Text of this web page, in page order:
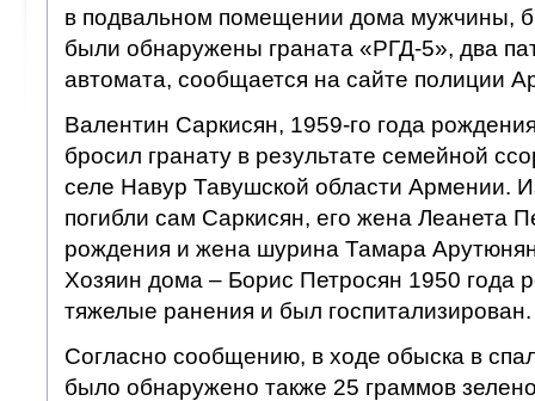
в подвальном помещении дома мужчины,
были обнаружены граната «РГД-5», два
автомата, сообщается на сайте полиции
Валентин Саркисян, 1959-го года
бросил гранату в результате семейной
селе Навур Тавушской области Армении.
погибли сам Саркисян, его жена Леанета
рождения и жена шурина Тамара
Хозяин дома – Борис Петросян 1950 года
тяжелые ранения и был госпитализирован.
Согласно сообщению, в ходе обыска в
было обнаружено также 25 граммов